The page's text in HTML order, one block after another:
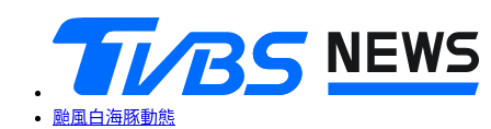
颱風白海豚動態